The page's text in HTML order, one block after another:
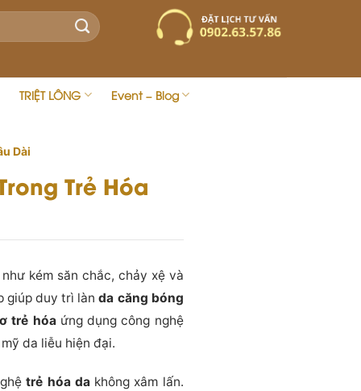
TRIỆT LÔNG Event – Blog
Dài
Trẻ Hóa
kém săn chắc, chảy xệ và
giúp duy trì lànda căng bóng
trẻ hóa ứng dụng công nghệ
da liễu hiện đại.
trẻ hóa da không xâm lấn.